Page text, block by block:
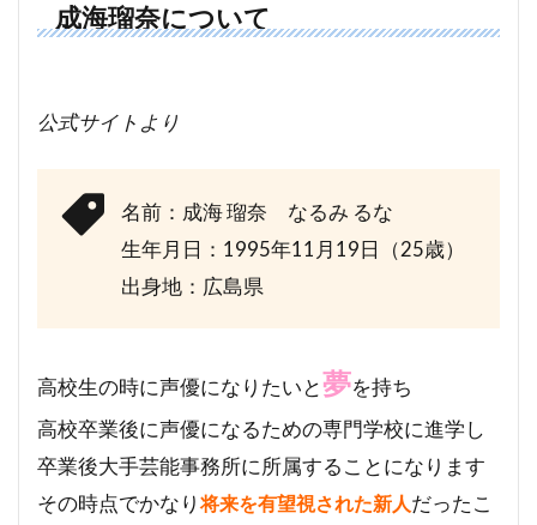
成海瑠奈について
公式サイトより
名前：成海 瑠奈 なるみ るな
生年月日：1995年11月19日（25歳）
出身地：広島県
高校生の時に声優になりたいと夢を持ち
高校卒業後に声優になるための専門学校に進学し
卒業後大手芸能事務所に所属することになります
その時点でかなり将来を有望視された新人 だったこ